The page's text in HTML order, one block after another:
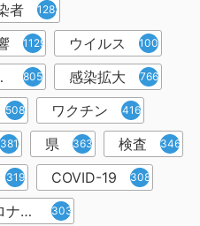
者 1283
1129 ウイルス 1001
染 805 感染拡大 766
508 ワクチン 416
381 県 363 検査 346
319 COVID-19 308
新型コロナウィルス感染症 303